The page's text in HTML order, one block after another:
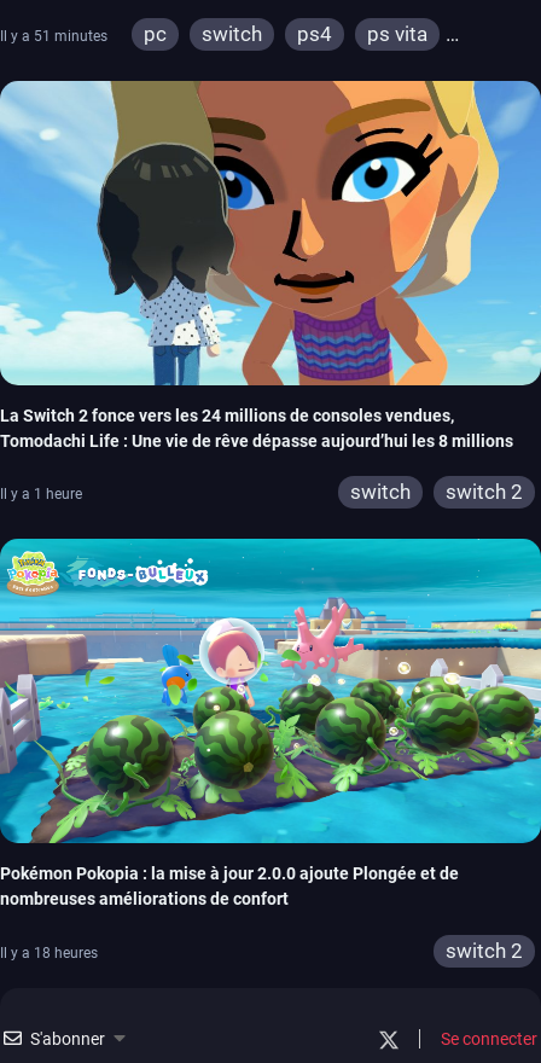
Il y a 51 minutes pc switch ps4
ps vita
xbox 360
La Switch 2 fonce vers les 24 millions de consoles vendues,
Tomodachi Life : Une vie de rêve dépasse aujourd’hui les 8 millions
Il y a 1 heure switch switch 2
Pokémon Pokopia : la mise à jour 2.0.0 ajoute Plongée et de
nombreuses améliorations de confort
Il y a 18 heures switch 2
S'abonner Se connecter